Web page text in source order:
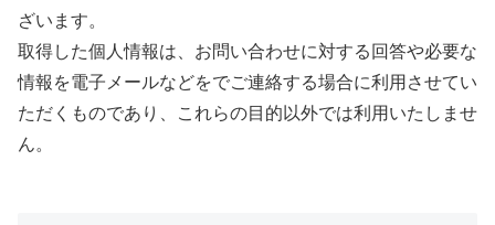
ざいます。
取得した個人情報は、お問い合わせに対する回答や必要な
情報を電子メールなどをでご連絡する場合に利用させてい
ただくものであり、これらの目的以外では利用いたしませ
ん。